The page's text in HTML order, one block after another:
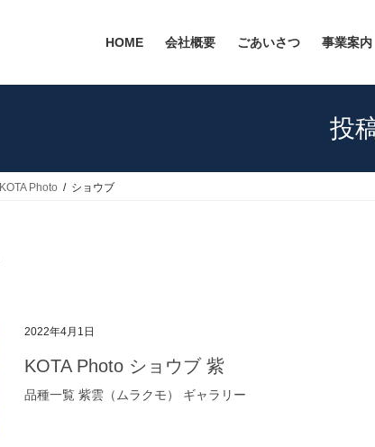
HOME 会社概要 ごあいさつ 事業案内
投
KOTA Photo ショウブ
2022年4月1日
KOTA Photo ショウブ 紫
品種一覧 紫雲（ムラクモ） ギャラリー